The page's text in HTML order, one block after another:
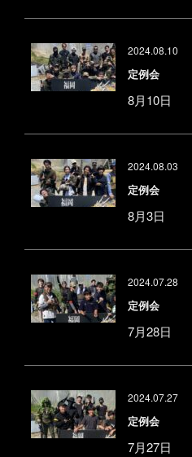
2024.08.10
定例会
8月10日
2024.08.03
定例会
8月3日
2024.07.28
定例会
7月28日
2024.07.27
定例会
7月27日